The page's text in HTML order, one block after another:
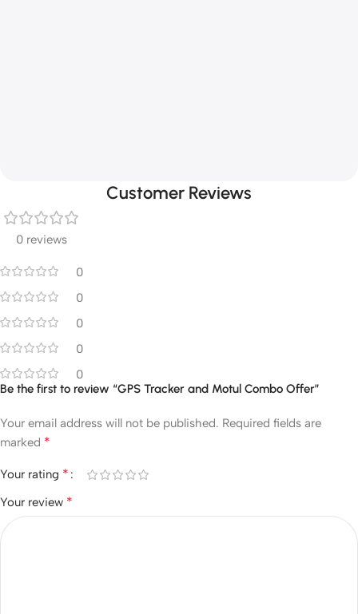
Customer Reviews
0 reviews
0
0
0
0
0
Be the first to review “GPS Tracker and Motul Combo Offer”
Your email address will not be published. Required fields are
marked *
Your rating *
Your review *